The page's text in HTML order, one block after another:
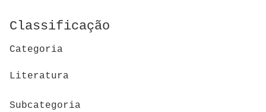
Classificação
Categoria
Literatura
Subcategoria